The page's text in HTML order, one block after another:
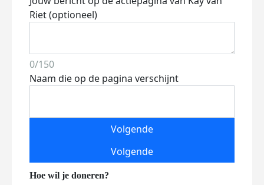
Riet (optioneel)
0/150
Naam die op de pagina verschijnt
Volgende
Volgende